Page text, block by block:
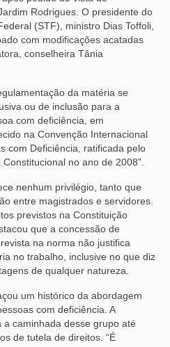
PRETO
JUDICIAL
Rodrigues. O presidente do
(STF), ministro Dias Toffoli,
com modificações acatadas
conselheira Tânia
da matéria se
ou de inclusão para a
com deficiência, em
na Convenção Internacional
com Deficiência, ratificada pelo
no ano de 2008”.
nenhum privilégio, tanto que
entre magistrados e servidores.
previstos na Constituição
que a concessão de
na norma não justifica
no trabalho, inclusive no que diz
de qualquer natureza.
um histórico da abordagem
com deficiência. A
caminhada desse grupo até
de tutela de direitos. “É